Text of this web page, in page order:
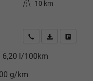
Kilometerstand
10 km
Kontakt & Angebot
PDF-Datei,
6,20 l/100km
g/km